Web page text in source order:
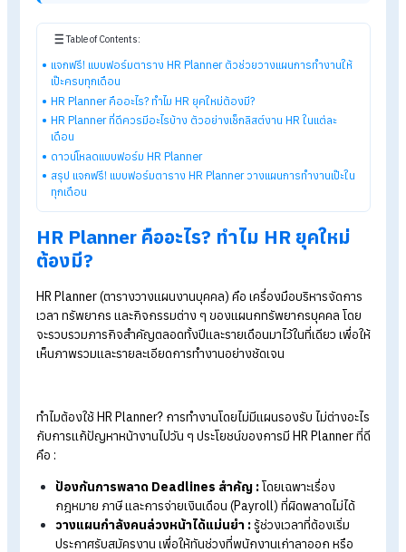
ฟอร์มให้คุณนำไปปรับใช้ได้ทันที เพื่อให้ปีนี้เป็นปีที่การทำงานของ
เป๊ะที่สุด!
Explore HumanSoft HR software
Automated payroll software
Online time-attendance system
Payroll software pricing from THB 590/month
Start a free 30-day trial
Table of Contents:
แจกฟรี! แบบฟอร์มตาราง HR Planner ตัวช่วยวางแผนการทำงานให้
HR Planner ที่ดีควรมีอะไรบ้าง ตัวอย่างเช็กลิสต์งาน HR ในแต่ละ
เดือน
สรุป แจกฟรี! แบบฟอร์มตาราง HR Planner วางแผนการทำงานเป๊ะใน
ทุกเดือน